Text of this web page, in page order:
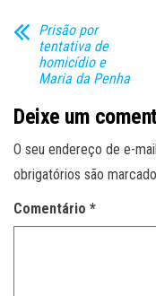
Prisão por
tentativa de
homicídio e
Maria da Penha
Deixe um
O seu endereço de e-
obrigatórios são
Comentário *